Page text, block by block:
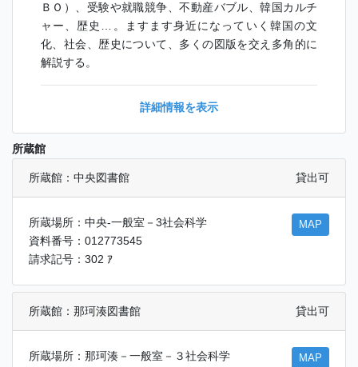
ＢＯ）、受験や就職競争、不動産バブル、韓国カルチ
ャー、歴史…。ますます身近になっていく韓国の文
化、社会、歴史について、多くの図版を交え多角的に
解説する。
詳細情報を表示
所蔵館
所蔵館：中央図書館 貸出可
所蔵場所：中央-一般室－3社会科学
資料番号：012773545
請求記号：302 ｱ
MAP
所蔵館：那珂湊図書館 貸出可
所蔵場所：那珂湊－一般室－３社会科学 MAP